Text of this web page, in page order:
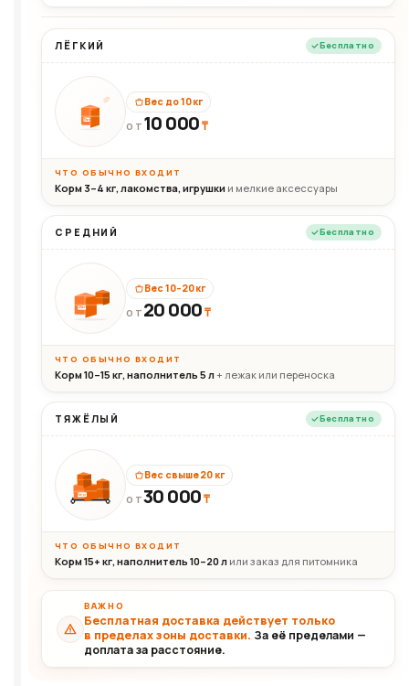
ЛЁГКИЙ Бесплатно
10кг
Вес до 10 кг
ОТ 10 000₸
ЧТО ОБЫЧНО ВХОДИТ
Корм 3–4 кг, лакомства, игрушки и мелкие аксессуары
СРЕДНИЙ Бесплатно
20кг
Вес 10–20 кг
ОТ 20 000₸
ЧТО ОБЫЧНО ВХОДИТ
Корм 10–15 кг, наполнитель 5 л+ лежак или переноска
ТЯЖЁЛЫЙ Бесплатно
30+кг
Вес свыше 20 кг
ОТ30 000₸
ЧТО ОБЫЧНО ВХОДИТ
Корм 15+ кг, наполнитель 10–20 л или заказ для питомника
ВАЖНО
Бесплатная доставка действует только
в пределах зоны доставки. За её пределами —
доплата за расстояние.